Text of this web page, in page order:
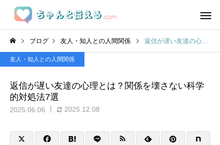
ブログ 友人・知人との人間関係 返信が遅い友達の心理とは？関係を壊さない科学的対処法7選
友人・知人との人間関係
返信が遅い友達の心理とは？関係を壊さない科学
的対処法7選
2025.06.06 2025.12.08